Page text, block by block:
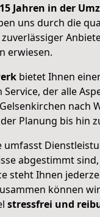
Jahren in der
uns durch die
erwiesen.
bietet Ihnen
Service, der alle
nach
Planung bis hin
umfasst
abgestimmt
steht Ihnen
können
stressfrei und